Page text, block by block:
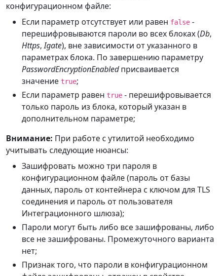
конфигурационном файле:
Если параметр отсутствует или равен false -
перешифровываются пароли во всех блоках (Db,
Https,Igate), вне зависимости от указанного в
параметрах блока. По завершению параметру
PasswordEncryptionEnabledприсваивается
значение true;
Если параметр равен true - перешифровывается
только пароль из блока, который указан в
дополнительном параметре;
Внимание: При работе с утилитой необходимо
учитывать следующие нюансы:
Зашифровать можно три пароля в
конфигурационном файле (пароль от базы
данных, пароль от контейнера с ключом для TLS
соединения и пароль от пользователя
Интеграционного шлюза);
Пароли могут быть либо все зашифрованы, либо
все не зашифрованы. Промежуточного варианта
нет;
Признак того, что пароли в конфигурационном